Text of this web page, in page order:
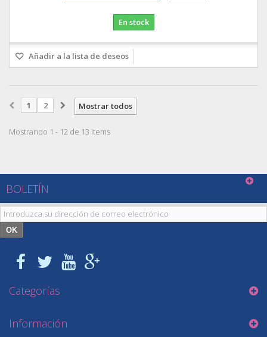
En stock
Añadir a la lista de deseos
Mostrar todos
1 2
Mostrando 1 - 12 de 13 items
BOLETÍN
OK
Categorías
Información